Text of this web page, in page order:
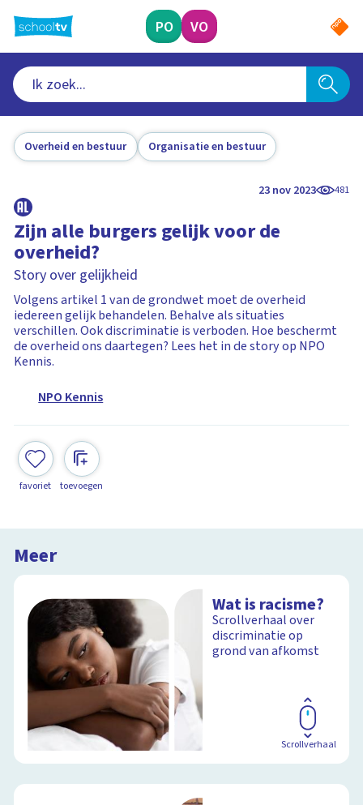
naar
hoofdinhoud
PO VO
Overheid en bestuur Organisatie en bestuur
23 nov 2023 481
Zijn alle burgers gelijk voor de
overheid?
Story over gelijkheid
Volgens artikel 1 van de grondwet moet de overheid
iedereen gelijk behandelen. Behalve als situaties
verschillen. Ook discriminatie is verboden. Hoe beschermt
de overheid ons daartegen? Lees het in de story op NPO
Kennis.
NPO Kennis
favoriet toevoegen
Meer
Wat is racisme?
Scrollverhaal over
discriminatie op
grond van afkomst
Scrollverhaal